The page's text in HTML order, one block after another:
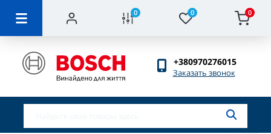
0 0 0
+380970276015
Заказать звонок